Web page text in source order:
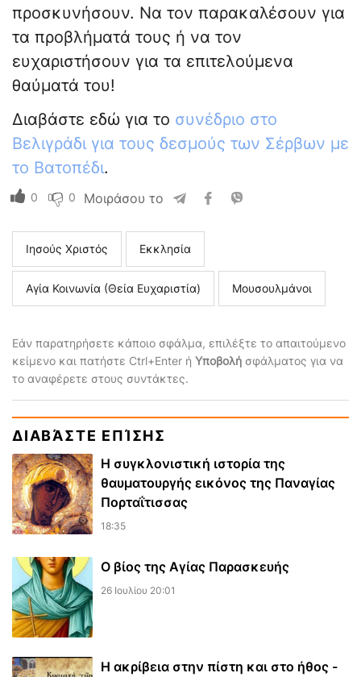
προσκυνήσουν. Να τον παρακαλέσουν για
τα προβλήματά τους ή να τον
ευχαριστήσουν για τα επιτελούμενα
θαύματά του!
Διαβάστε εδώ για το συνέδριο στο
Βελιγράδι για τους δεσμούς των Σέρβων με
το Βατοπέδι.
0 0 Μοιράσου το
Ιησούς Χριστός Εκκλησία
Αγία Κοινωνία (Θεία Ευχαριστία) Μουσουλμάνοι
Εάν παρατηρήσετε κάποιο σφάλμα, επιλέξτε το απαιτούμενο
κείμενο και πατήστε Ctrl+Enter ή Υποβολή σφάλματος για να
το αναφέρετε στους συντάκτες.
ΔΙΑΒΆΣΤΕ ΕΠΊΣΗΣ
Η συγκλονιστική ιστορία της
θαυματουργής εικόνος της Παναγίας
Πορταΐτισσας
18:35
Ο βίος της Αγίας Παρασκευής
26 Ιουλίου 20:01
Η ακρίβεια στην πίστη και στο ήθος -